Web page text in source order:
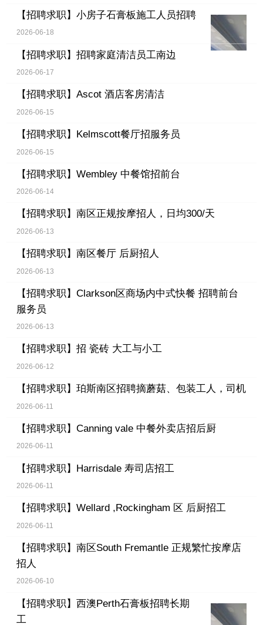
【招聘求职】 小房子石膏板施工人员招聘
2026-06-18
【招聘求职】 招聘家庭清洁员工南边
2026-06-17
【招聘求职】 Ascot 酒店客房清洁
2026-06-15
【招聘求职】 Kelmscott餐厅招服务员
2026-06-15
【招聘求职】 Wembley 中餐馆招前台
2026-06-14
【招聘求职】 南区正规按摩招人，日均300/天
2026-06-13
【招聘求职】 南区餐厅 后厨招人
2026-06-13
【招聘求职】 Clarkson区商场内中式快餐 招聘前台
服务员
2026-06-13
【招聘求职】 招 瓷砖 大工与小工
2026-06-12
【招聘求职】 珀斯南区招聘摘蘑菇、包装工人，司机
2026-06-11
【招聘求职】 Canning vale 中餐外卖店招后厨
2026-06-11
【招聘求职】 Harrisdale 寿司店招工
2026-06-11
【招聘求职】 Wellard ,Rockingham 区 后厨招工
2026-06-11
【招聘求职】 南区South Fremantle 正规繁忙按摩店
招人
2026-06-10
【招聘求职】 西澳Perth石膏板招聘长期
工